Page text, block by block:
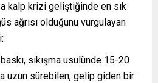
kalp krizi geliştiğinde en sık
ağrısı olduğunu vurgulayan
sıkışma usulünde 15-20
uzun sürebilen, gelip giden bir